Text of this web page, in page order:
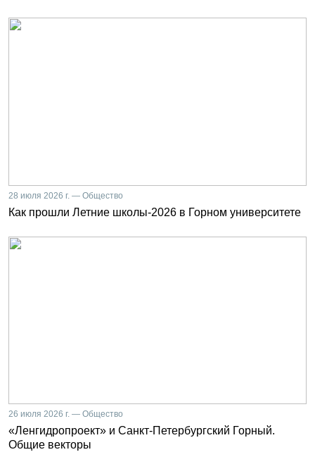
28 июля 2026 г. — Общество
Как прошли Летние школы-2026 в Горном университете
26 июля 2026 г. — Общество
«Ленгидропроект» и Санкт-Петербургский Горный.
Общие векторы